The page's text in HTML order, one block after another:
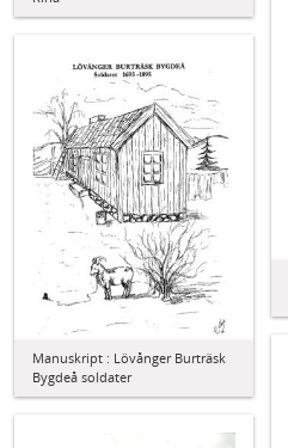
Manuskript : Lövånger Burträsk
Bygdeå soldater